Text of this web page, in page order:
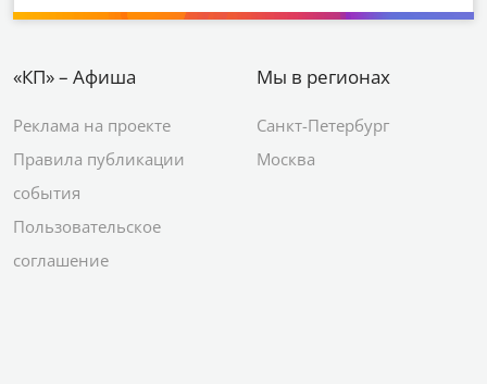
«КП» – Афиша
Реклама на проекте
Правила публикации
события
Пользовательское
соглашение
Мы в регионах
Санкт-Петербург
Москва